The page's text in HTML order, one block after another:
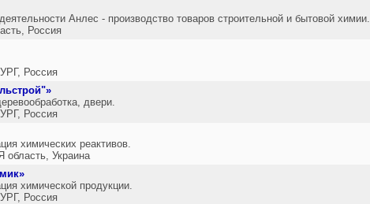
Анлес - производство товаров строительной и бытовой химии.
Россия
Россия
двери.
Россия
химических реактивов.
Украина
химической продукции.
Россия